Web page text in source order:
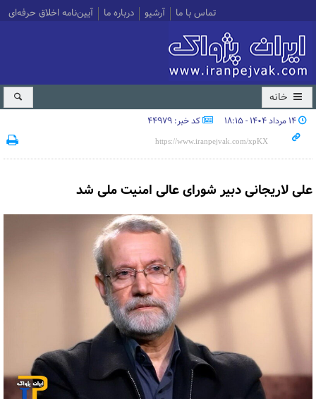
تماس با ما آرشیو درباره ما آیین‌نامه اخلاق حرفه‌ای
خانه
۱۴ مرداد ۱۴۰۴ - ۱۸:۱۵ کد خبر: 44979
علی لاریجانی دبیر شورای عالی امنیت ملی شد